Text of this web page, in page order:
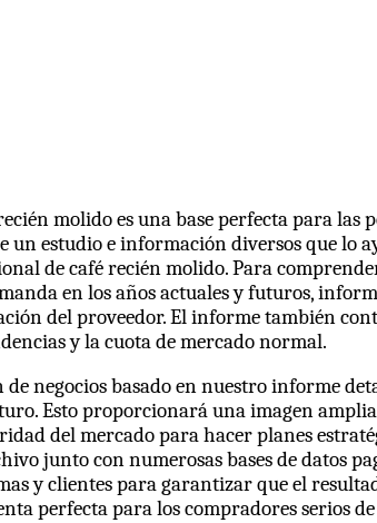
molido es una base perfecta para
un estudio e información diversos que lo
de café recién molido. Para
en los años actuales y futuros,
del proveedor. El informe también
y la cuota de mercado normal.
de negocios basado en nuestro informe
Esto proporcionará una imagen
del mercado para hacer planes
junto con numerosas bases de datos
y clientes para garantizar que el
perfecta para los compradores serios de